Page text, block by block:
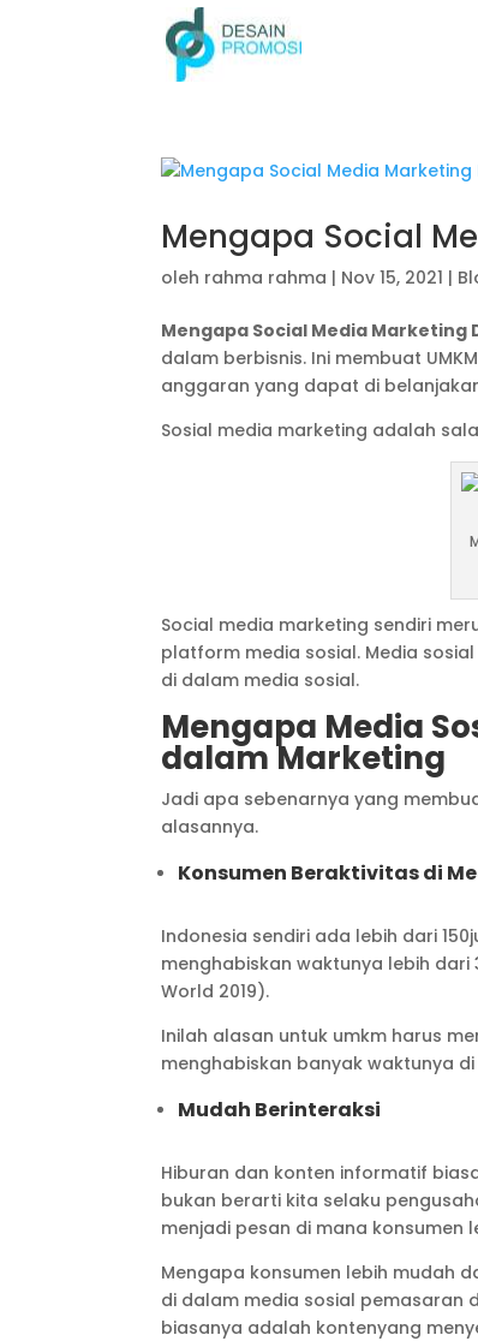
Mengapa Social
oleh rahma rahma | Nov 15, 2021 |
Mengapa Social Media Marketing
dalam berbisnis. Ini membuat
anggaran yang dapat di
Sosial media marketing adalah
Social media marketing sendiri
platform media sosial. Media
di dalam media sosial.
Mengapa Media
dalam Marketing
Jadi apa sebenarnya yang
alasannya.
Konsumen Beraktivitas di
Indonesia sendiri ada lebih dari
menghabiskan waktunya lebih
World 2019).
Inilah alasan untuk umkm harus
menghabiskan banyak waktunya
Mudah Berinteraksi
Hiburan dan konten informatif
bukan berarti kita selaku
menjadi pesan di mana konsumen
Mengapa konsumen lebih mudah
di dalam media sosial pemasaran
biasanya adalah kontenyang